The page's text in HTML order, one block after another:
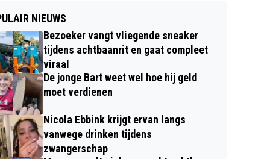
NIEUWS
Bezoeker vangt vliegende sneaker
tijdens achtbaanrit en gaat compleet
viraal
De jonge Bart weet wel hoe hij geld
moet verdienen
Nicola Ebbink krijgt ervan langs
vanwege drinken tijdens
zwangerschap